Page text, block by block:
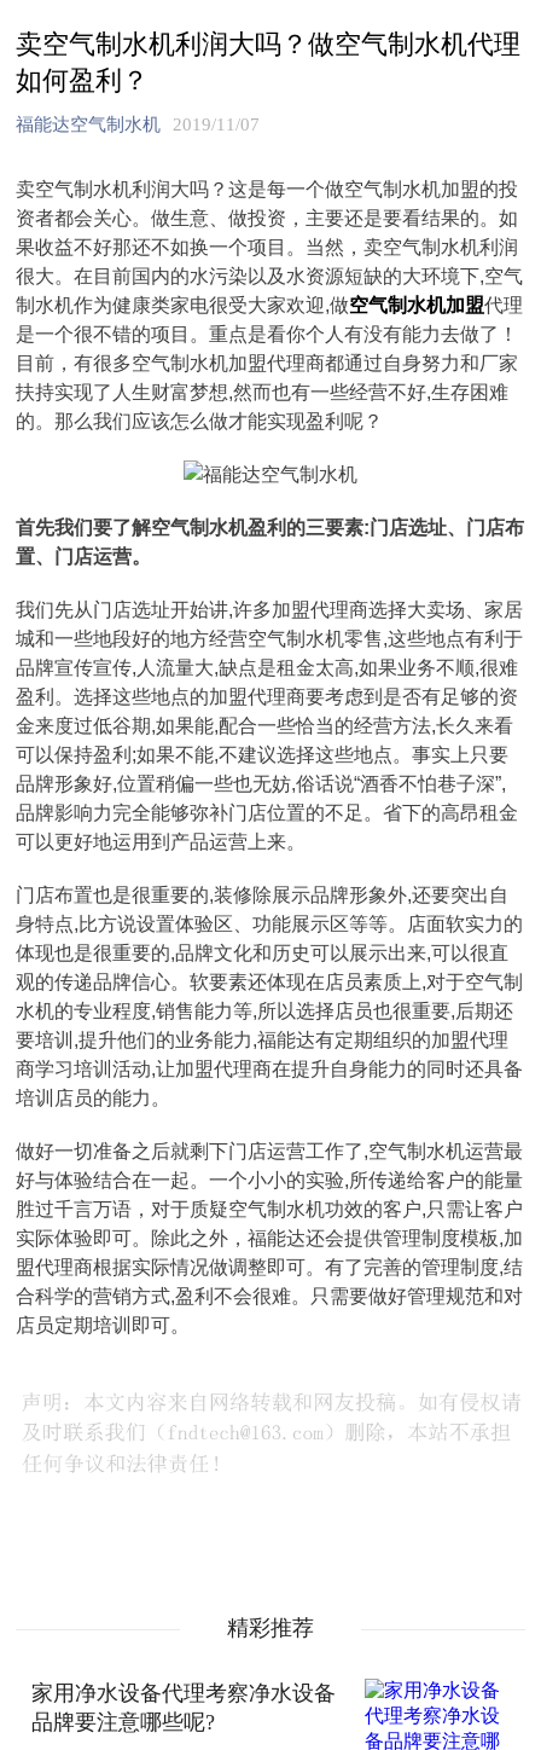
卖空气制水机利润大吗？做空气制水机代理
如何盈利？
福能达空气制水机 2019/11/07
卖空气制水机利润大吗？这是每一个做空气制水机加盟的投
资者都会关心。做生意、做投资，主要还是要看结果的。如
果收益不好那还不如换一个项目。当然，卖空气制水机利润
很大。在目前国内的水污染以及水资源短缺的大环境下,空气
制水机作为健康类家电很受大家欢迎,做空气制水机加盟代理
是一个很不错的项目。重点是看你个人有没有能力去做了！
目前，有很多空气制水机加盟代理商都通过自身努力和厂家
扶持实现了人生财富梦想,然而也有一些经营不好,生存困难
的。那么我们应该怎么做才能实现盈利呢？
首先我们要了解空气制水机盈利的三要素:门店选址、门店布
置、门店运营。
我们先从门店选址开始讲,许多加盟代理商选择大卖场、家居
城和一些地段好的地方经营空气制水机零售,这些地点有利于
品牌宣传宣传,人流量大,缺点是租金太高,如果业务不顺,很难
盈利。选择这些地点的加盟代理商要考虑到是否有足够的资
金来度过低谷期,如果能,配合一些恰当的经营方法,长久来看
可以保持盈利;如果不能,不建议选择这些地点。事实上只要
品牌形象好,位置稍偏一些也无妨,俗话说“酒香不怕巷子深”,
品牌影响力完全能够弥补门店位置的不足。省下的高昂租金
可以更好地运用到产品运营上来。
门店布置也是很重要的,装修除展示品牌形象外,还要突出自
身特点,比方说设置体验区、功能展示区等等。店面软实力的
体现也是很重要的,品牌文化和历史可以展示出来,可以很直
观的传递品牌信心。软要素还体现在店员素质上,对于空气制
水机的专业程度,销售能力等,所以选择店员也很重要,后期还
要培训,提升他们的业务能力,福能达有定期组织的加盟代理
商学习培训活动,让加盟代理商在提升自身能力的同时还具备
培训店员的能力。
做好一切准备之后就剩下门店运营工作了,空气制水机运营最
好与体验结合在一起。一个小小的实验,所传递给客户的能量
胜过千言万语，对于质疑空气制水机功效的客户,只需让客户
实际体验即可。除此之外，福能达还会提供管理制度模板,加
盟代理商根据实际情况做调整即可。有了完善的管理制度,结
合科学的营销方式,盈利不会很难。只需要做好管理规范和对
店员定期培训即可。
精彩推荐
家用净水设备代理考察净水设备
品牌要注意哪些呢?